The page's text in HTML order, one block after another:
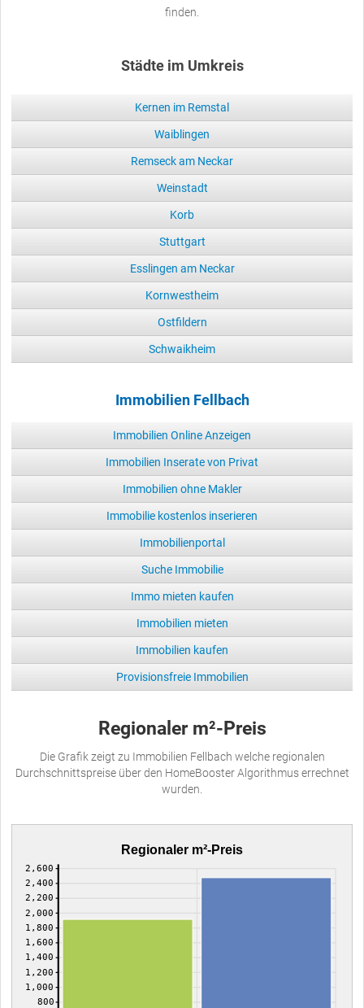
finden.
Städte im Umkreis
Kernen im Remstal
Waiblingen
Remseck am Neckar
Weinstadt
Korb
Stuttgart
Esslingen am Neckar
Kornwestheim
Ostfildern
Schwaikheim
Immobilien Fellbach
Immobilien Online Anzeigen
Immobilien Inserate von Privat
Immobilien ohne Makler
Immobilie kostenlos inserieren
Immobilienportal
Suche Immobilie
Immo mieten kaufen
Immobilien mieten
Immobilien kaufen
Provisionsfreie Immobilien
Regionaler m²-Preis
Die Grafik zeigt zu Immobilien Fellbach welche regionalen
Durchschnittspreise über den HomeBooster Algorithmus errechnet
wurden.
Regionaler m²-Preis
800
1,000
1,200
1,400
1,600
1,800
2,000
2,200
2,400
2,600